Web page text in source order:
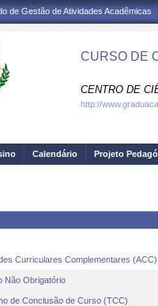
de Gestão de Atividades Acadêmicas
CURSO DE
CENTRO DE
http://
Calendário Projeto
Curriculares Complementares (ACC)
Não Obrigatório
de Conclusão de Curso (TCC)